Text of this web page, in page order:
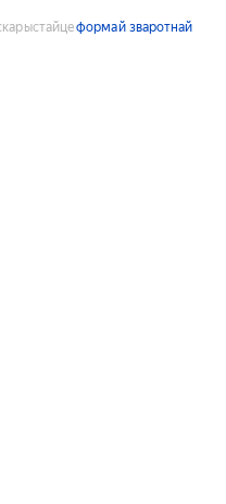
формай зваротнай